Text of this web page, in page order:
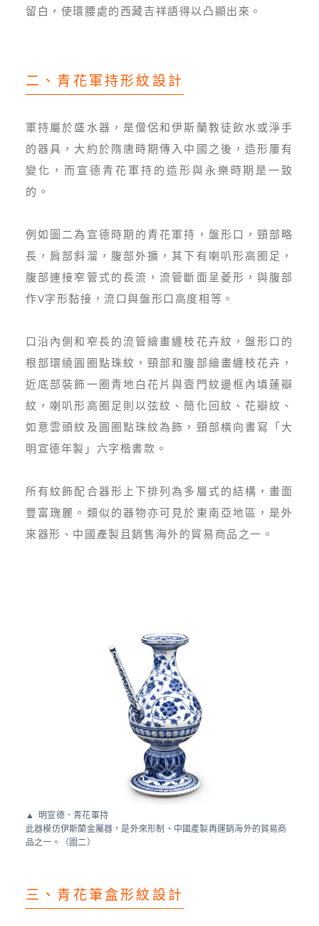
留白，使環腰處的西藏吉祥語得以凸顯出來。
二、青花軍持形紋設計
軍持屬於盛水器，是僧侶和伊斯蘭教徒飲水或淨手
的器具，大約於隋唐時期傳入中國之後，造形屢有
變化，而宣德青花軍持的造形與永樂時期是一致
的。
例如圖二為宣德時期的青花軍持，盤形口，頸部略
長，肩部斜溜，腹部外擴，其下有喇叭形高圈足，
腹部連接窄管式的長流，流管斷面呈菱形，與腹部
作V字形黏接，流口與盤形口高度相等。
口沿內側和窄長的流管繪畫纏枝花卉紋，盤形口的
根部環繞圓圈點珠紋，頸部和腹部繪畫纏枝花卉，
近底部裝飾一圈青地白花片與壼門紋邊框內填蓮瓣
紋，喇叭形高圈足則以弦紋、簡化回紋、花瓣紋、
如意雲頭紋及圓圈點珠紋為飾，頸部橫向書寫「大
明宣德年製」六字楷書款。
所有紋飾配合器形上下排列為多層式的結構，畫面
豐富瑰麗。類似的器物亦可見於東南亞地區，是外
來器形、中國產製且銷售海外的貿易商品之一。
明宣德．青花軍持
此器模仿伊斯蘭金屬器，是外來形制、中國產製再運銷海外的貿易商
品之一。（圖二）
三、青花筆盒形紋設計